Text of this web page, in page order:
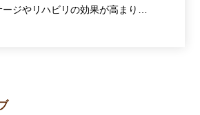
ジやリハビリの効果が高まり…